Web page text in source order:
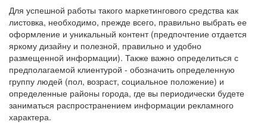
Для успешной работы такого маркетингового средства как
листовка, необходимо, прежде всего, правильно выбрать ее
оформление и уникальный контент (предпочтение отдается
яркому дизайну и полезной, правильно и удобно
размещенной информации). Также важно определиться с
предполагаемой клиентурой - обозначить определенную
группу людей (пол, возраст, социальное положение) и
определенные районы города, где вы периодически будете
заниматься распространением информации рекламного
характера.